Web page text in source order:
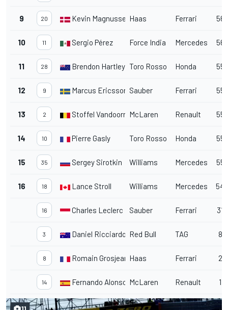
9 20 Kevin MagnussenHaas Ferrari 56
10 11 Sergio Pérez Force India Mercedes 56
11 28 Brendon Hartley Toro Rosso Honda 55
12 9 Marcus Ericsson Sauber Ferrari 55
13 2 Stoffel VandoorneMcLaren Renault 55
14 10 Pierre Gasly Toro Rosso Honda 55
15 35 Sergey Sirotkin Williams Mercedes 55
16 18 Lance Stroll Williams Mercedes 54
16 Charles Leclerc Sauber Ferrari 31
3 Daniel Ricciardo Red Bull TAG 8
8 Romain Grosjean Haas Ferrari 2
14 Fernando Alonso McLaren Renault 1